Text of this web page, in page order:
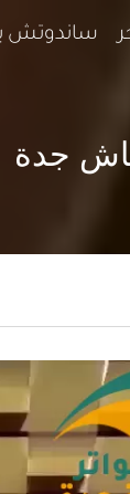
ساندوتش
جدة